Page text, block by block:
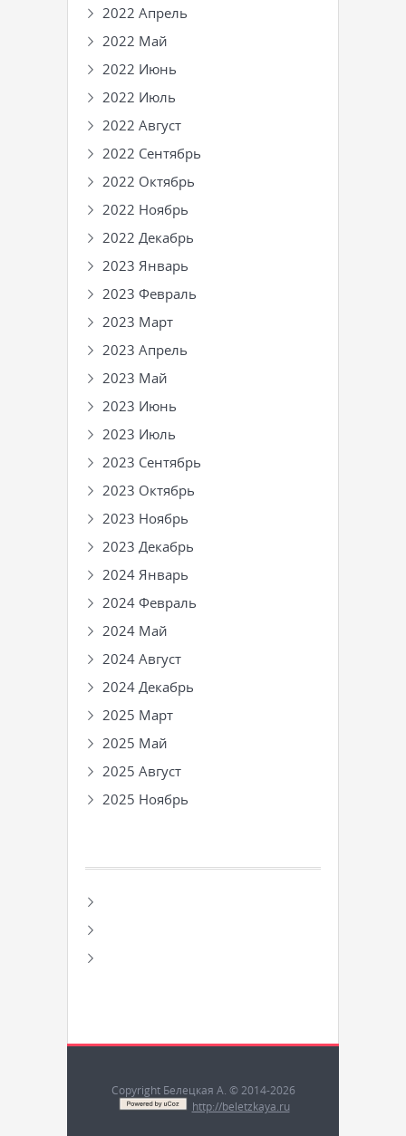
2022 Апрель
2022 Май
2022 Июнь
2022 Июль
2022 Август
2022 Сентябрь
2022 Октябрь
2022 Ноябрь
2022 Декабрь
2023 Январь
2023 Февраль
2023 Март
2023 Апрель
2023 Май
2023 Июнь
2023 Июль
2023 Сентябрь
2023 Октябрь
2023 Ноябрь
2023 Декабрь
2024 Январь
2024 Февраль
2024 Май
2024 Август
2024 Декабрь
2025 Март
2025 Май
2025 Август
2025 Ноябрь
Copyright Белецкая А. © 2014-2026
http://beletzkaya.ru